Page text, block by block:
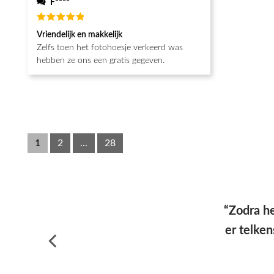
F****
Waardering
5 uit 5
Vriendelijk en makkelijk
Zelfs toen het fotohoesje verkeerd was
hebben ze ons een gratis gegeven.
1 2 ... 28